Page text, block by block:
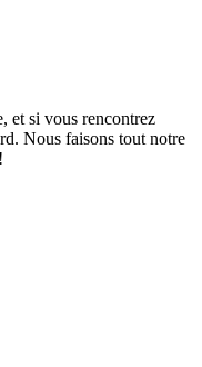
et si vous rencontrez
Nous faisons tout notre